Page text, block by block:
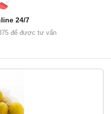
24/7
để được tư vấn